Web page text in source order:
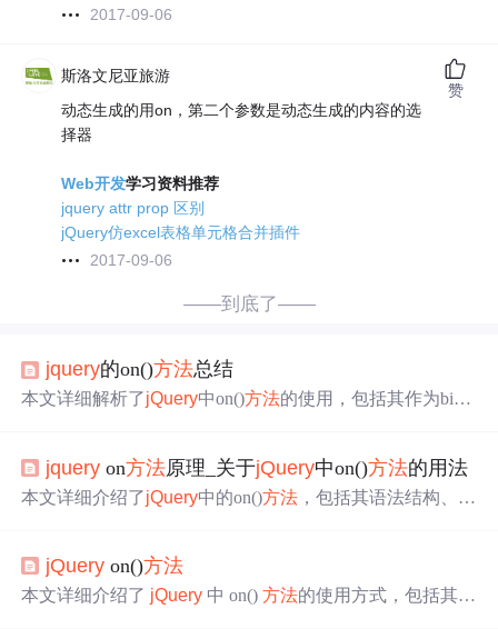
2017-09-06
斯洛文尼亚旅游
动态生成的用on，第二个参数是动态生成的内容的选
择器
Web开发学习资料推荐
jquery attr prop 区别
jQuery仿excel表格单元格合并插件
2017-09-06
赞
——到底了——
jquery的on()方法总结
本文详细解析了jQuery中on()方法的使用，包括其作为bind
托、添加多个事件处理程序等高级技巧。
jquery on方法原理_关于jQuery中on()方法的用法
本文详细介绍了jQuery中的on()方法 ，包括其语法结构、参
弃 方法如bind()、delegate()和live()的区别，强调on()作为官
方推荐的事件绑定方法的重要性。
jQuery on()方法
本文详细介绍了 jQuery 中 on()方法的使用方式，包括其语